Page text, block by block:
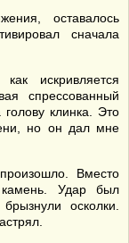
оставалось
сначала
искривляется
спрессованный
клинка. Это
но он дал мне
Вместо
Удар был
осколки.